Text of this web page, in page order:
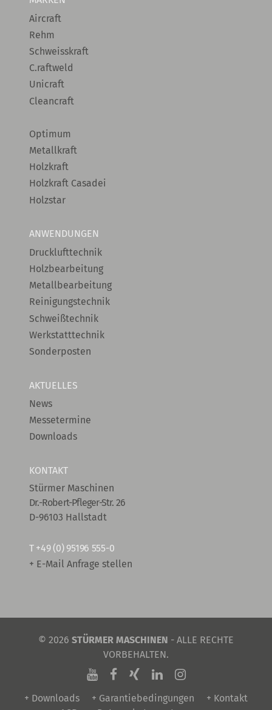
Aircraft
Rehm
Schweisskraft
C.raftweld
Unicraft
Cleancraft
Optimum
Metallkraft
Holzkraft
Holzkraft Casadei
Holzstar
ANWENDUNGEN
Drucklufttechnik
Holzbearbeitung
Metallbearbeitung
Reinigungstechnik
Schweißtechnik
Werkstatttechnik
Sonderposten
AKTUELLES
News
Messetermine
Downloads
KONTAKT
Stürmer Maschinen
Dr.-Robert-Pfleger-Str. 26
D-96103 Hallstadt
T +49 (0) 95196 555-0
+ E-Mail Anfrage stellen
© 2026 STÜRMER MASCHINEN - ALLE RECHTE
VORBEHALTEN.
+ Downloads + Garantiebedingungen
+ Kontakt